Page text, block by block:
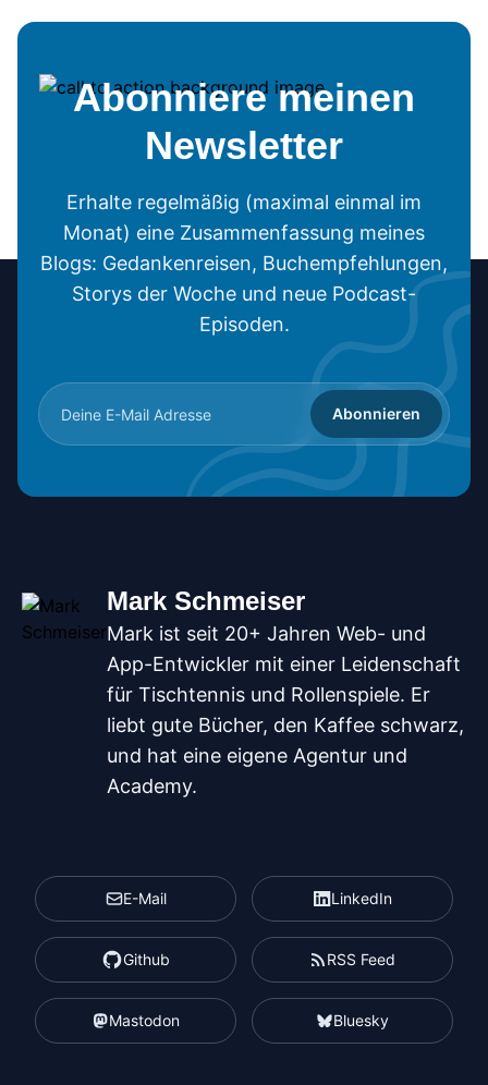
Abonniere meinen
Newsletter
Erhalte regelmäßig (maximal einmal im
Monat) eine Zusammenfassung meines
Blogs: Gedankenreisen, Buchempfehlungen,
Storys der Woche und neue Podcast-
Episoden.
Abonnieren
Mark Schmeiser
Mark ist seit 20+ Jahren Web- und
App-Entwickler mit einer Leidenschaft
für Tischtennis und Rollenspiele. Er
liebt gute Bücher, den Kaffee schwarz,
und hat eine eigene Agentur und
Academy.
E-Mail LinkedIn
Github RSS Feed
Mastodon Bluesky